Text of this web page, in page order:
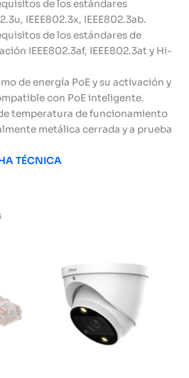
de los estándares
IEEE802.3x, IEEE802.3ab.
de los estándares de
IEEE802.3af, IEEE802.3at y Hi-
de energía PoE y su activación y
con PoE inteligente.
temperatura de funcionamiento
metálica cerrada y a prueba
TÉCNICA